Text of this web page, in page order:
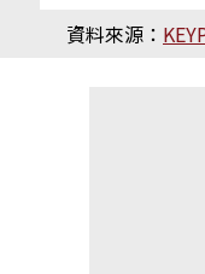
資料來源：